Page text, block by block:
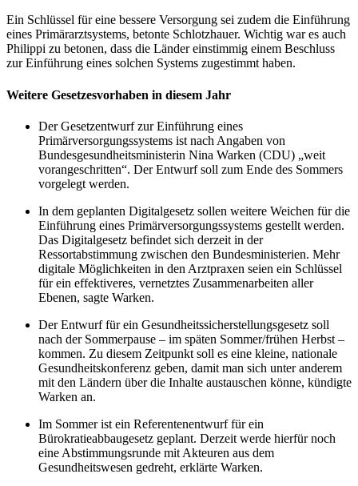
Ein Schlüssel für eine bessere Versorgung sei zudem die Einführung
eines Primärarztsystems, betonte Schlotzhauer. Wichtig war es auch
Philippi zu betonen, dass die Länder einstimmig einem Beschluss
zur Einführung eines solchen Systems zugestimmt haben.
Weitere Gesetzesvorhaben in diesem Jahr
Der Gesetzentwurf zur Einführung eines
Primärversorgungssystems ist nach Angaben von
Bundesgesundheitsministerin Nina Warken (CDU) „weit
vorangeschritten“. Der Entwurf soll zum Ende des Sommers
vorgelegt werden.
In dem geplanten Digitalgesetz sollen weitere Weichen für die
Einführung eines Primärversorgungssystems gestellt werden.
Das Digitalgesetz befindet sich derzeit in der
Ressortabstimmung zwischen den Bundesministerien. Mehr
digitale Möglichkeiten in den Arztpraxen seien ein Schlüssel
für ein effektiveres, vernetztes Zusammenarbeiten aller
Ebenen, sagte Warken.
Der Entwurf für ein Gesundheitssicherstellungsgesetz soll
nach der Sommerpause – im späten Sommer/frühen Herbst –
kommen. Zu diesem Zeitpunkt soll es eine kleine, nationale
Gesundheitskonferenz geben, damit man sich unter anderem
mit den Ländern über die Inhalte austauschen könne, kündigte
Warken an.
Im Sommer ist ein Referentenentwurf für ein
Bürokratieabbaugesetz geplant. Derzeit werde hierfür noch
eine Abstimmungsrunde mit Akteuren aus dem
Gesundheitswesen gedreht, erklärte Warken.